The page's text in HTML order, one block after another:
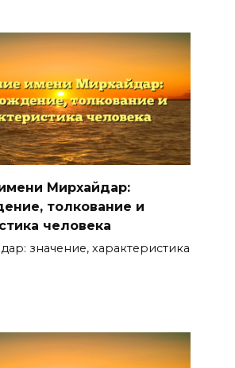
Мирхайдар:
толкование и
человека
значение, характеристика